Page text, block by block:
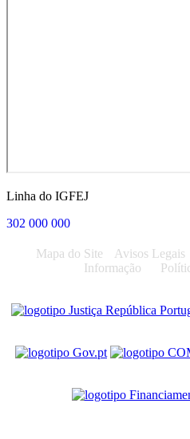
Linha do IGFEJ
302 000 000
Mapa do Site Avisos Legais
Informação